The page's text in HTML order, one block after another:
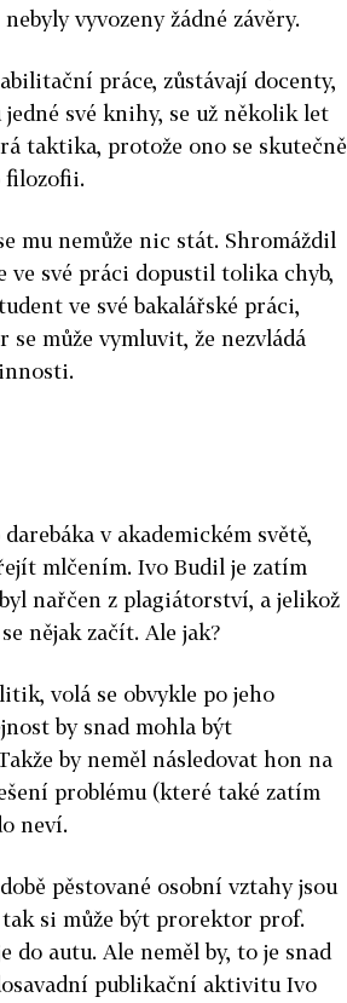
vyvozeny žádné závěry.
práce, zůstávají docenty,
své knihy, se už několik let
taktika, protože ono se skutečně
filozofii.
mu nemůže nic stát. Shromáždil
své práci dopustil tolika chyb,
ve své bakalářské práci,
může vymluvit, že nezvládá
v akademickém světě,
mlčením. Ivo Budil je zatím
nařčen z plagiátorství, a jelikož
nějak začít. Ale jak?
volá se obvykle po jeho
by snad mohla být
by neměl následovat hon na
problému (které také zatím
neví.
pěstované osobní vztahy jsou
si může být prorektor prof.
do autu. Ale neměl by, to je snad
publikační aktivitu Ivo